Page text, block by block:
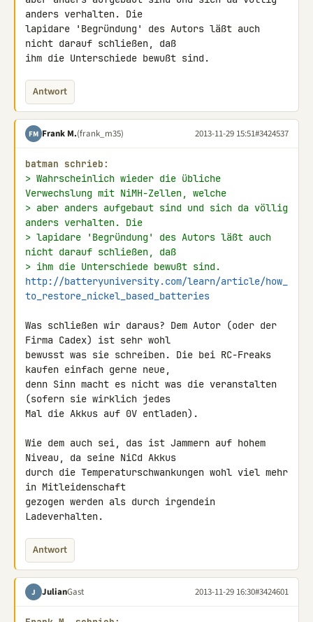
anders verhalten. Die
lapidare 'Begründung' des Autors läßt auch
nicht darauf schließen, daß
ihm die Unterschiede bewußt sind.
Antwort
FM Frank M.(frank_m35) 2013-11-29 15:51#3424537
batman schrieb:
> Wahrscheinlich wieder die übliche
Verwechslung mit NiMH-Zellen, welche
> aber anders aufgebaut sind und sich da völlig
anders verhalten. Die
> lapidare 'Begründung' des Autors läßt auch
nicht darauf schließen, daß
> ihm die Unterschiede bewußt sind.
http://batteryuniversity.com/learn/article/how_
to_restore_nickel_based_batteries
Was schließen wir daraus? Dem Autor (oder der
Firma Cadex) ist sehr wohl
bewusst was sie schreiben. Die bei RC-Freaks
kaufen einfach gerne neue,
denn Sinn macht es nicht was die veranstalten
(sofern sie wirklich jedes
Mal die Akkus auf 0V entladen).
Wie dem auch sei, das ist Jammern auf hohem
Niveau, da seine NiCd Akkus
durch die Temperaturschwankungen wohl viel mehr
in Mitleidenschaft
gezogen werden als durch irgendein
Ladeverhalten.
Antwort
J JulianGast 2013-11-29 16:30#3424601